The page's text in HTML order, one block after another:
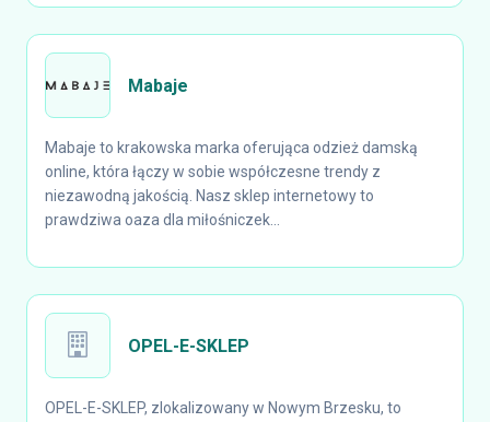
Mabaje
Mabaje to krakowska marka oferująca odzież damską
online, która łączy w sobie współczesne trendy z
niezawodną jakością. Nasz sklep internetowy to
prawdziwa oaza dla miłośniczek...
OPEL-E-SKLEP
OPEL-E-SKLEP, zlokalizowany w Nowym Brzesku, to